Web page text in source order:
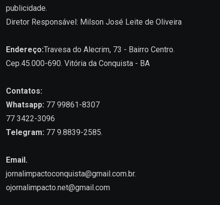
publicidade.
Diretor Responsável: Milson José Leite de Oliveira
Endereço:Travesa do Alecrim, 73 - Bairro Centro.
Cep.45.000-690. Vitória da Conquista - BA
Contatos:
Whatsapp: 77 99861-8307
77 3422-3096
Telegram: 77 9.8839-2585.
Email.
jornalimpactoconquista@gmail.com.br.
ojornalimpacto.net@gmail.com